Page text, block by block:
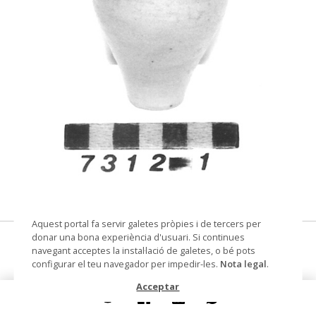
© Museu de les Terres de l'Ebre
obreta (fireta), gerra (setra)
Autoria Cortiella Martí, Joan
Aquest portal fa servir galetes pròpies i de tercers per
donar una bona experiència d'usuari. Si continues
navegant acceptes la instal·lació de galetes, o bé pots
configurar el teu navegador per impedir-les. Nota legal.
Acceptar